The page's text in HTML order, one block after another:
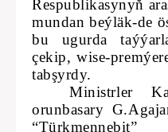
Respublikasynyň
mundan beýläk-de
bu ugurda
çekip, wise-
tabşyrdy.
Ministrler
orunbasary